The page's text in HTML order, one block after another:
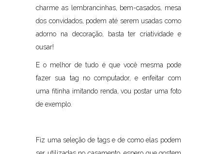
charme as lembrancinhas, bem-casados, mesa
dos convidados, podem até serem usadas como
adorno na decoração, basta ter criatividade e
ousar!
E o melhor de tudo é que você mesma pode
fazer sua tag no computador, e enfeitar com
uma fitinha imitando renda, vou postar uma foto
de exemplo.
Fiz uma seleção de tags e de como elas podem